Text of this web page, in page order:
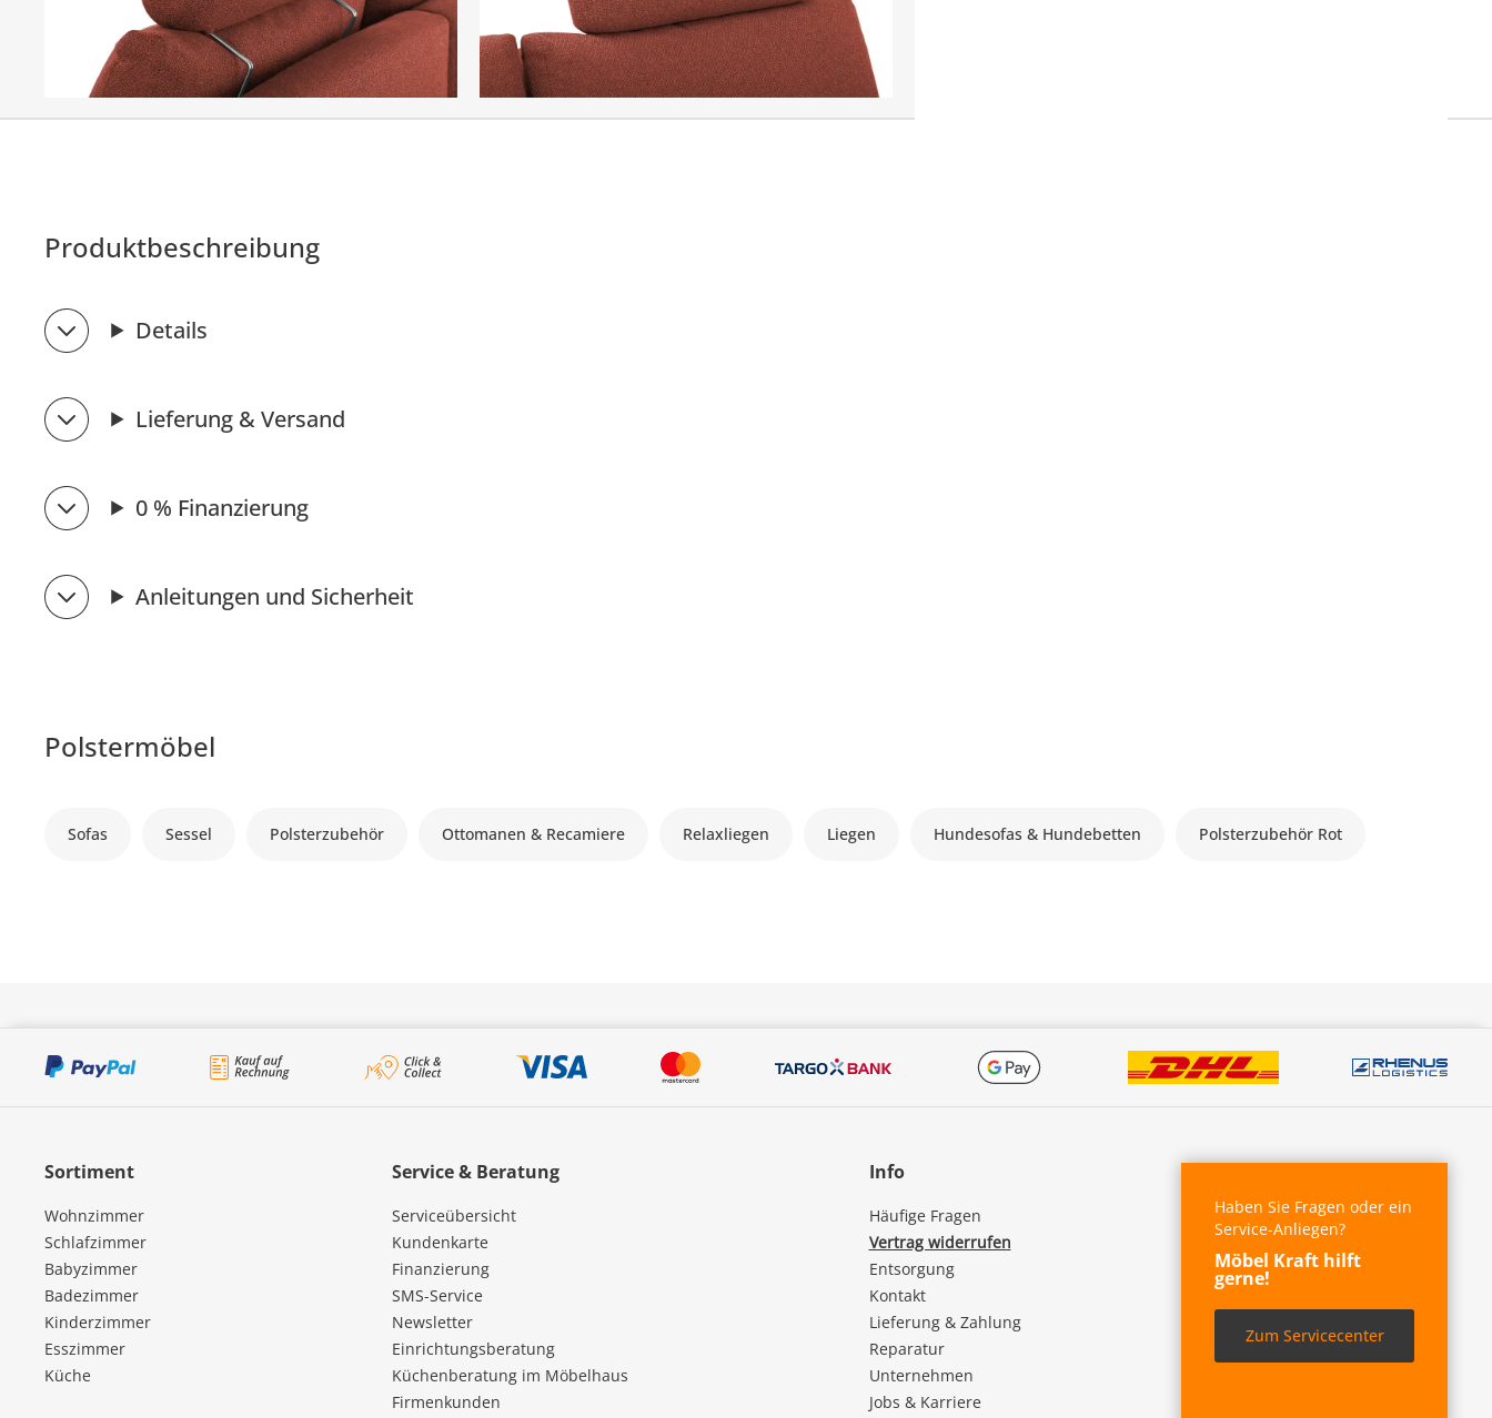
Produktbeschreibung
Details
Lieferung & Versand
0 % Finanzierung
Anleitungen und Sicherheit
Polstermöbel
Sofas Sessel Polsterzubehör Ottomanen & Recamiere Relaxliegen Liegen Hundesofas & Hundebetten Polsterzubehör Rot
Sortiment
Wohnzimmer
Schlafzimmer
Babyzimmer
Badezimmer
Kinderzimmer
Esszimmer
Küche
Service & Beratung
Serviceübersicht
Kundenkarte
Finanzierung
SMS-Service
Newsletter
Einrichtungsberatung
Küchenberatung im Möbelhaus
Firmenkunden
Info
Häufige Fragen
Vertrag widerrufen
Entsorgung
Kontakt
Lieferung & Zahlung
Reparatur
Unternehmen
Jobs & Karriere
Haben Sie Fragen oder ein
Service-Anliegen?
Möbel Kraft hilft
gerne!
Zum Servicecenter